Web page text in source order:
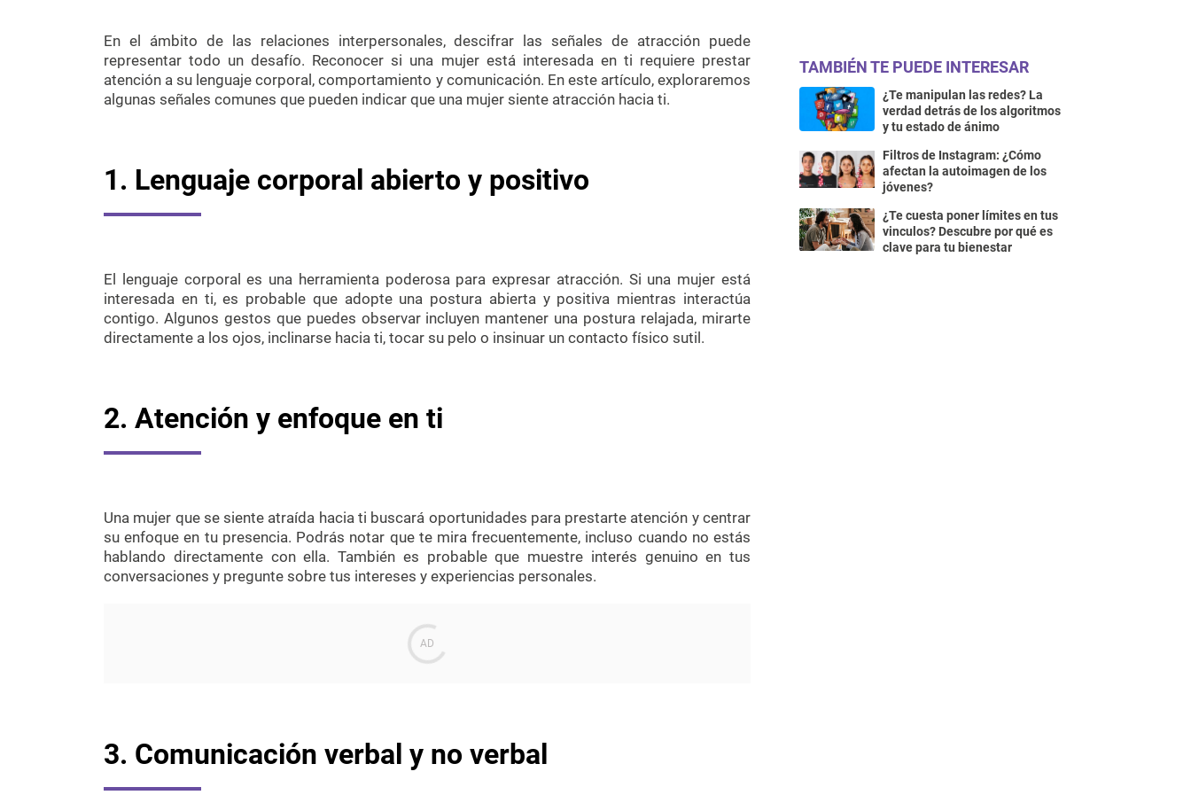
En el ámbito de las relaciones interpersonales, descifrar las señales de atracción puede
representar todo un desafío. Reconocer si una mujer está interesada en ti requiere prestar
atención a su lenguaje corporal, comportamiento y comunicación. En este artículo, exploraremos
algunas señales comunes que pueden indicar que una mujer siente atracción hacia ti.
1. Lenguaje corporal abierto y positivo
El lenguaje corporal es una herramienta poderosa para expresar atracción. Si una mujer está
interesada en ti, es probable que adopte una postura abierta y positiva mientras interactúa
contigo. Algunos gestos que puedes observar incluyen mantener una postura relajada, mirarte
directamente a los ojos, inclinarse hacia ti, tocar su pelo o insinuar un contacto físico sutil.
2. Atención y enfoque en ti
Una mujer que se siente atraída hacia ti buscará oportunidades para prestarte atención y centrar
su enfoque en tu presencia. Podrás notar que te mira frecuentemente, incluso cuando no estás
hablando directamente con ella. También es probable que muestre interés genuino en tus
conversaciones y pregunte sobre tus intereses y experiencias personales.
3. Comunicación verbal y no verbal
TAMBIÉN TE PUEDE INTERESAR
¿Te manipulan las redes? La
verdad detrás de los algoritmos
y tu estado de ánimo
Filtros de Instagram: ¿Cómo
afectan la autoimagen de los
jóvenes?
¿Te cuesta poner límites en tus
vinculos? Descubre por qué es
clave para tu bienestar